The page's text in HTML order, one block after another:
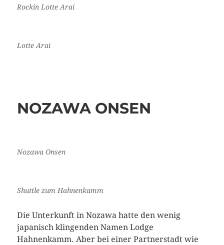
Rockin Lotte Arai
Lotte Arai
NOZAWA ONSEN
Nozawa Onsen
Shuttle zum Hahnenkamm
Die Unterkunft in Nozawa hatte den wenig
japanisch klingenden Namen Lodge
Hahnenkamm. Aber bei einer Partnerstadt wie